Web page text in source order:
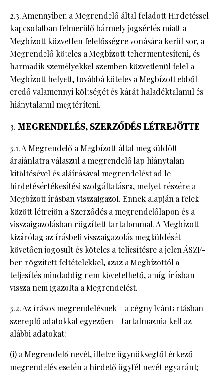
2.3. Amennyiben a Megrendelő által feladott Hirdetéssel
kapcsolatban felmerülő bármely jogsértés miatt a
Megbízott közvetlen felelősségre vonására kerül sor, a
Megrendelő köteles a Megbízott tehermentesíteni, és
harmadik személyekkel szemben közvetlenül felel a
Megbízott helyett, továbbá köteles a Megbízott ebből
eredő valamennyi költségét és kárát haladéktalanul és
hiánytalanul megtéríteni.
MEGRENDELÉS, SZERZŐDÉS LÉTREJÖTTE
3.1. A Megrendelő a Megbízott által megküldött
árajánlatra válaszul a megrendelő lap hiánytalan
kitöltésével és aláírásával megrendelést ad le
hirdetésértékesítési szolgáltatásra, melyet részére a
Megbízott írásban visszaigazol. Ennek alapján a felek
között létrejön a Szerződés a megrendelőlapon és a
visszaigazolásban rögzített tartalommal. A Megbízott
kizárólag az írásbeli visszaigazolás megküldését
követően jogosult és köteles a teljesítésre a jelen ÁSZF-
ben rögzített feltételekkel, azaz a Megbízottól a
teljesítés mindaddig nem követelhető, amíg írásban
vissza nem igazolta a Megrendelést.
3.2. Az írásos megrendelésnek - a cégnyilvántartásban
szereplő adatokkal egyezően - tartalmaznia kell az
alábbi adatokat:
(i) a Megrendelő nevét, illetve ügynökségtől érkező
megrendelés esetén a hirdető ügyfél nevét egyaránt;